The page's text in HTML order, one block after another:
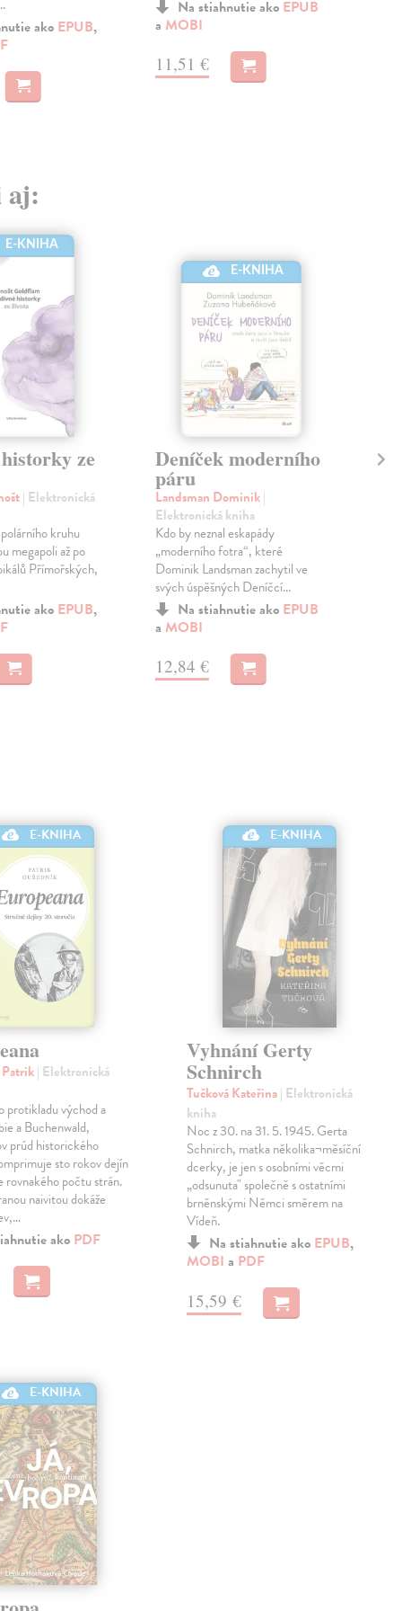
ako EPUB,
Na stiahnutie ako EPUB
a MOBI
11,51 €
aj:
E-KNIHA
ze
| Elektronická
kruhu
megapoli až po
Přímořských,
ako EPUB,
E-KNIHA
Deníček moderního
páru
Landsman Dominik|
Elektronická kniha
Kdo by neznal eskapády
„moderního fotra“, které
Dominik Landsman zachytil ve
svých úspěšných Deníčcí...
Na stiahnutie ako EPUB
a MOBI
12,84 €
E-KNIHA
| Elektronická
protikladu východ a
a Buchenwald,
prúd historického
sto rokov dejín
rovnakého počtu strán.
naivitou dokáže
ako PDF
E-KNIHA
Vyhnání Gerty
Schnirch
Tučková Kateřina| Elektronická
kniha
Noc z 30. na 31. 5. 1945. Gerta
Schnirch, matka několika¬měsíční
dcerky, je jen s osobními věcmi
„odsunuta" společně s ostatními
brněnskými Němci směrem na
Vídeň.
Na stiahnutie ako EPUB,
MOBI a PDF
15,59 €
E-KNIHA